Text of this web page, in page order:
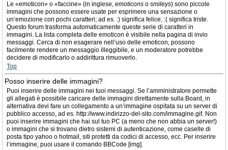
Le «emoticon» o «faccine» (in inglese, emoticons o smileys) sono piccole
immagini che possono essere usate per esprimere una sensazione o
un’emozione con pochi caratteri; ad es. :) significa felice, :( significa triste.
Questo forum trasforma automaticamente queste serie di caratteri in
immagini. La lista completa delle emoticon è visibile nella pagina di invio
messaggi. Cerca di non esagerare nell’uso delle emoticon, possono
facilmente rendere un messaggio illeggibile, e un moderatore potrebbe
decidere di modificarlo o addirittura rimuoverlo.
Top
Posso inserire delle immagini?
Puoi inserire delle immagini nei tuoi messaggi. Se l’amministratore permette
gli allegati è possibile caricare delle immagini direttamente sulla Board, in
alternativa devi fare un collegamento a un’immagine ospitata su un server di
pubblico accesso, ad es. http://www.indirizzo-del-sito.com/immagine.gif. Non
puoi inserire immagini che hai sul tuo PC (a meno che non abbia un server!)
o immagini che si trovano dietro sistemi di autenticazione, come caselle di
posta tipo yahoo o hotmail, siti protetti da codici di accesso, ecc. Per inserire
l’immagine, puoi usare il comando BBCode [img].